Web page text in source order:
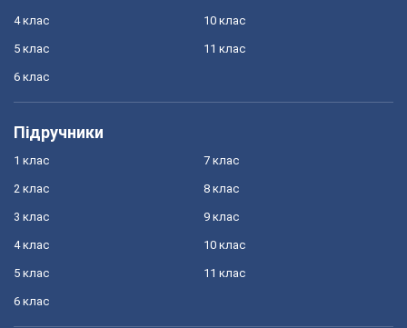
4 клас
5 клас
6 клас
10 клас
11 клас
Підручники
1 клас
2 клас
3 клас
4 клас
5 клас
6 клас
7 клас
8 клас
9 клас
10 клас
11 клас